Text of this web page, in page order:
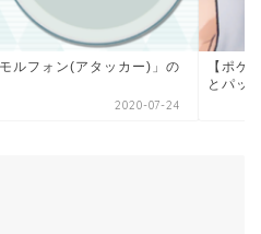
ルフォン(アタッカー)」の
2020-07-24
【ポケ
とパッ